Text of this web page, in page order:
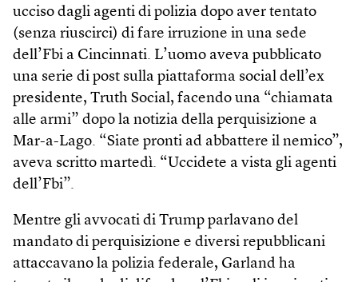
ucciso dagli agenti di polizia dopo aver tentato
(senza riuscirci) di fare irruzione in una sede
dell’Fbi a Cincinnati. L’uomo aveva pubblicato
una serie di post sulla piattaforma social dell’ex
presidente, Truth Social, facendo una “chiamata
alle armi” dopo la notizia della perquisizione a
Mar-a-Lago. “Siate pronti ad abbattere il nemico”,
aveva scritto martedì. “Uccidete a vista gli agenti
dell’Fbi”.
Mentre gli avvocati di Trump parlavano del
mandato di perquisizione e diversi repubblicani
attaccavano la polizia federale, Garland ha